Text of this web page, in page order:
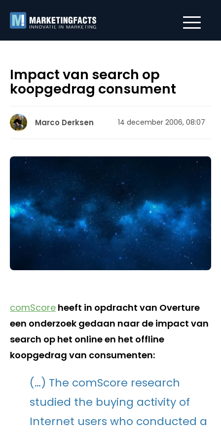
Impact van search op
koopgedrag consument
Marco Derksen 14 december 2006, 08:07
comScore heeft in opdracht van Overture
een onderzoek gedaan naar de impact van
search op het online en het offline
koopgedrag van consumenten:
(…) The comScore research
studied the buying activity of
Internet users who conducted a